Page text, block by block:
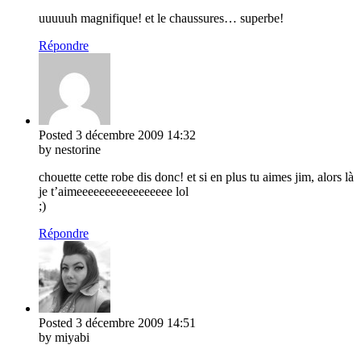
uuuuuh magnifique! et le chaussures… superbe!
Répondre
Posted 3 décembre 2009 14:32
by nestorine
chouette cette robe dis donc! et si en plus tu aimes jim, alors là
je t’aimeeeeeeeeeeeeeeeee lol
;)
Répondre
Posted 3 décembre 2009 14:51
by miyabi